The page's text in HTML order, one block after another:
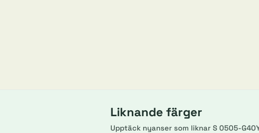
Liknande färger
Upptäck nyanser som liknar S 0505-